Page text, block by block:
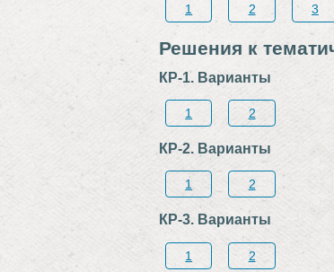
1 2 3
Решения к
КР-1. Варианты
1 2
КР-2. Варианты
1 2
КР-3. Варианты
1 2